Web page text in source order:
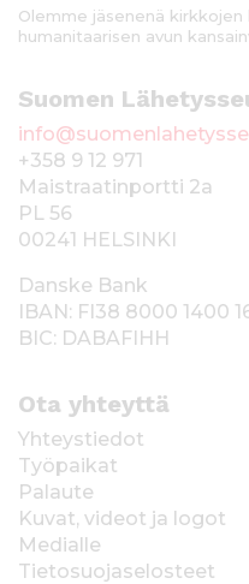
Olemme jäsenenä
humanitaarisen avun
Suomen
+358 9 12 971
Maistraatinportti 2a
PL 56
00241 HELSINKI
Danske Bank
IBAN: FI38 8000 1400
BIC: DABAFIHH
Ota yhteyttä
Yhteystiedot
Työpaikat
Palaute
Kuvat, videot ja logot
Medialle
Tietosuojaselosteet